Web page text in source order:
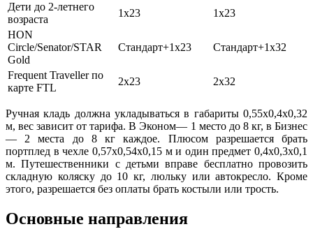
Дети до 2-летнего
возраста
1х23
1х23
HON
Circle/Senator/STAR
Gold
Стандарт+1х23 Стандарт+1х32
Frequent Traveller по
карте FTL
2х23 2х32
Ручная кладь должна укладываться в габариты 0,55х0,4х0,32
м, вес зависит от тарифа. В Эконом— 1 место до 8 кг, в Бизнес
— 2 места до 8 кг каждое. Плюсом разрешается брать
портплед в чехле 0,57х0,54х0,15 м и один предмет 0,4х0,3х0,1
м. Путешественники с детьми вправе бесплатно провозить
складную коляску до 10 кг, люльку или автокресло. Кроме
этого, разрешается без оплаты брать костыли или трость.
Основные направления